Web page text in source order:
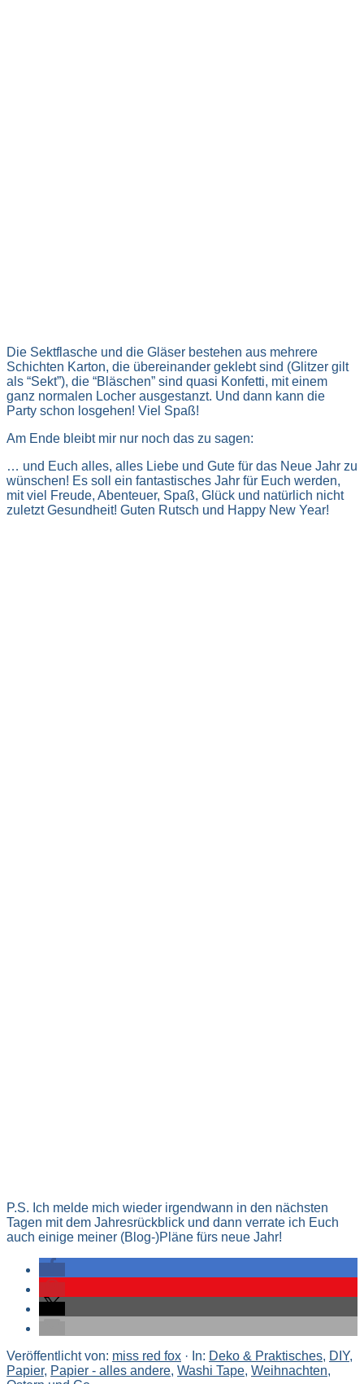
Die Sektflasche und die Gläser bestehen aus mehrere
Schichten Karton, die übereinander geklebt sind (Glitzer gilt
als “Sekt”), die “Bläschen” sind quasi Konfetti, mit einem
ganz normalen Locher ausgestanzt. Und dann kann die
Party schon losgehen! Viel Spaß!
Am Ende bleibt mir nur noch das zu sagen:
… und Euch alles, alles Liebe und Gute für das Neue Jahr zu
wünschen! Es soll ein fantastisches Jahr für Euch werden,
mit viel Freude, Abenteuer, Spaß, Glück und natürlich nicht
zuletzt Gesundheit! Guten Rutsch und Happy New Year!
P.S. Ich melde mich wieder irgendwann in den nächsten
Tagen mit dem Jahresrückblick und dann verrate ich Euch
auch einige meiner (Blog-)Pläne fürs neue Jahr!
Veröffentlicht von: miss red fox · In: Deko & Praktisches, DIY,
Papier, Papier - alles andere, Washi Tape, Weihnachten,